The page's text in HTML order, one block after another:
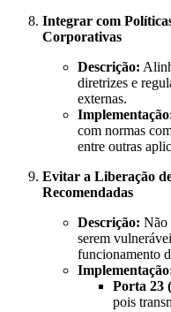
Integrar com
Corporativas
Descrição:
diretrizes e
externas.
com normas
entre outras
Evitar a Liberação
Recomendadas
Descrição: Não
serem
funcionamento
Porta 23
pois